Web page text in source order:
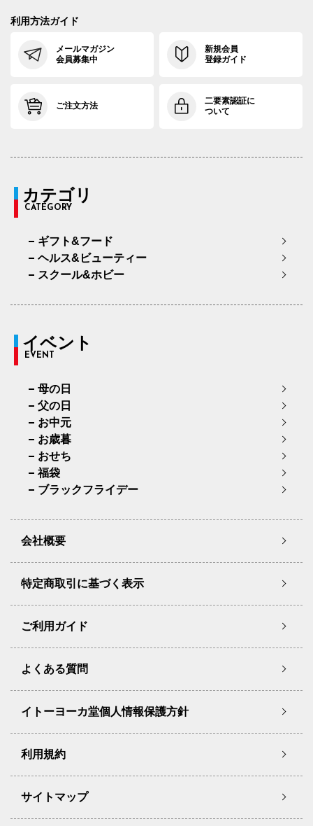
利用方法ガイド
メールマガジン
会員募集中
新規会員
登録ガイド
ご注文方法
二要素認証に
ついて
カテゴリ
CATEGORY
ギフト&フード
ヘルス&ビューティー
スクール&ホビー
イベント
EVENT
母の日
父の日
お中元
お歳暮
おせち
福袋
ブラックフライデー
会社概要
特定商取引に基づく表示
ご利用ガイド
よくある質問
イトーヨーカ堂個人情報保護方針
利用規約
サイトマップ